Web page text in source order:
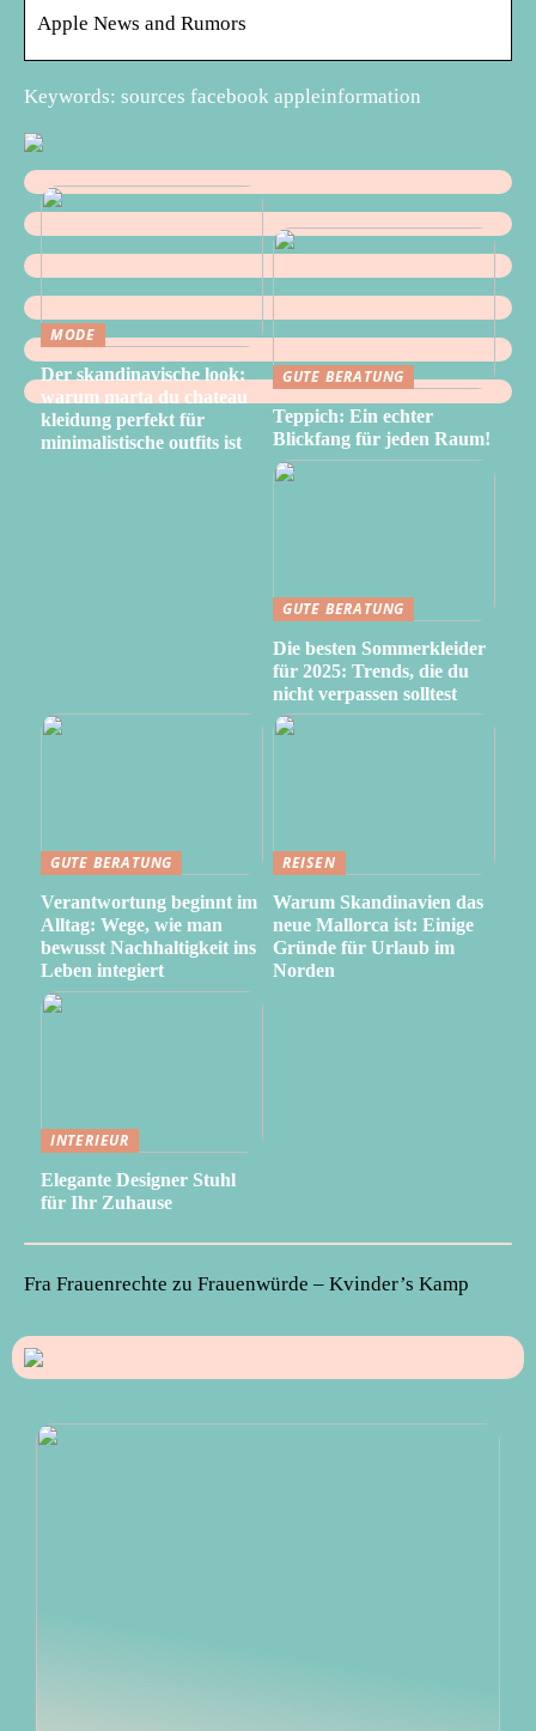
Apple News and Rumors
Keywords: sources facebook appleinformation
MODE
Der skandinavische look:
warum marta du chateau
kleidung perfekt für
minimalistische outfits ist
GUTE BERATUNG
Teppich: Ein echter
Blickfang für jeden Raum!
GUTE BERATUNG
Die besten Sommerkleider
für 2025: Trends, die du
nicht verpassen solltest
GUTE BERATUNG
Verantwortung beginnt im
Alltag: Wege, wie man
bewusst Nachhaltigkeit ins
Leben integiert
REISEN
Warum Skandinavien das
neue Mallorca ist: Einige
Gründe für Urlaub im
Norden
INTERIEUR
Elegante Designer Stuhl
für Ihr Zuhause
Fra Frauenrechte zu Frauenwürde – Kvinder’s Kamp